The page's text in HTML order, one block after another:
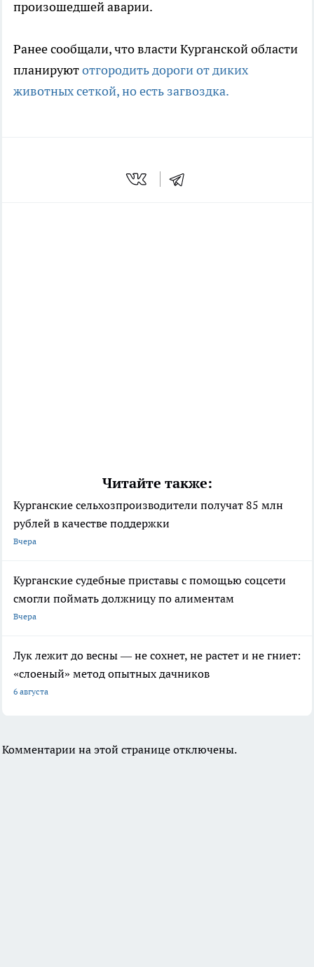
произошедшей аварии.
Ранее сообщали, что власти Курганской области
планируютотгородить дороги от диких
животных сеткой, но есть загвоздка.
Читайте также:
Курганские сельхозпроизводители получат 85 млн
рублей в качестве поддержки
Вчера
Курганские судебные приставы с помощью соцсети
смогли поймать должницу по алиментам
Вчера
Лук лежит до весны — не сохнет, не растет и не гниет:
«слоеный» метод опытных дачников
6 августа
Комментарии на этой странице отключены.